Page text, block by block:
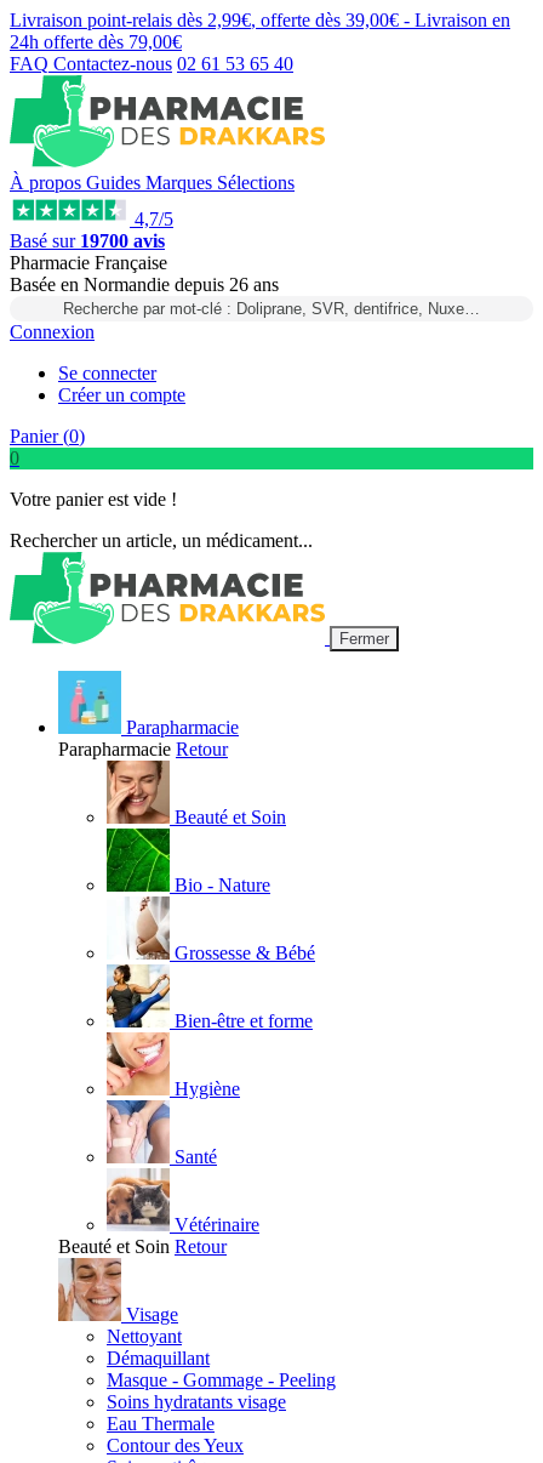
Livraison point-relais dès 2,99€, offerte dès 39,00€ - Livraison en
24h offerte dès 79,00€
FAQ Contactez-nous 02 61 53 65 40
À propos Guides Marques Sélections
4,7/5
Basé sur 19700 avis
Pharmacie Française
Basée en Normandie depuis 26 ans
Recherche par mot-clé : Doliprane, SVR, dentifrice, Nuxe…
Connexion
Se connecter
Créer un compte
Panier (0)
0
Votre panier est vide !
Rechercher un article, un médicament...
Fermer
Parapharmacie
Parapharmacie Retour
Beauté et Soin
Bio - Nature
Grossesse & Bébé
Bien-être et forme
Hygiène
Santé
Vétérinaire
Beauté et Soin Retour
Visage
Nettoyant
Démaquillant
Masque - Gommage - Peeling
Soins hydratants visage
Eau Thermale
Contour des Yeux